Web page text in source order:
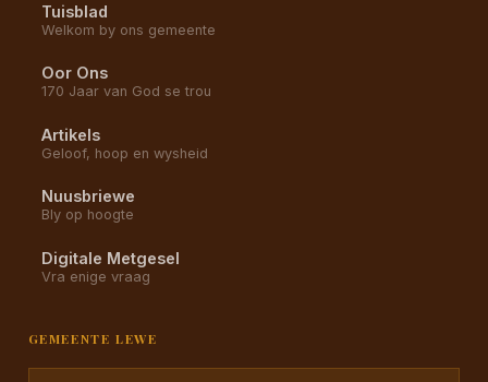
Tuisblad
Welkom by ons gemeente
Oor Ons
170 Jaar van God se trou
Artikels
Geloof, hoop en wysheid
Nuusbriewe
Bly op hoogte
Digitale Metgesel
Vra enige vraag
GEMEENTE LEWE